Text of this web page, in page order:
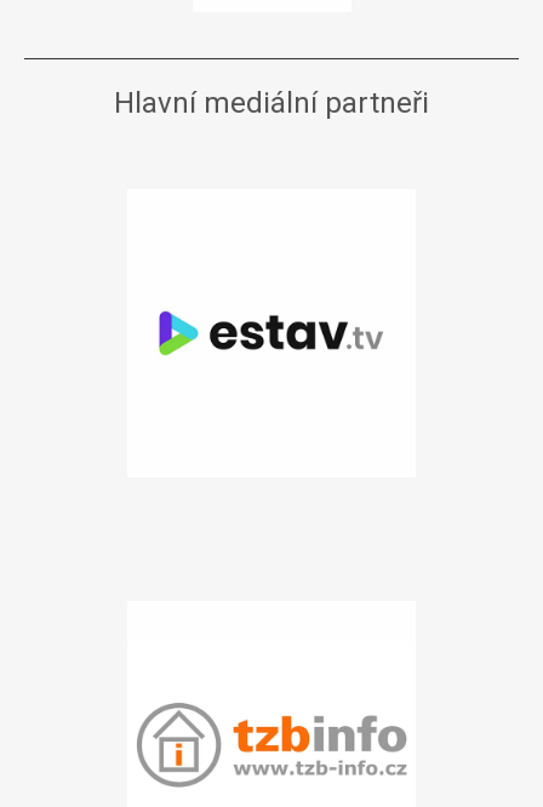
Hlavní mediální partneři